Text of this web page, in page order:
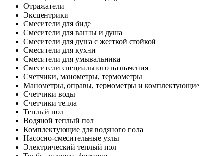
Отражатели
Эксцентрики
Смесители для биде
Смесители для ванны и душа
Смесители для душа с жесткой стойкой
Смесители для кухни
Смесители для умывальника
Смесители специального назначения
Счетчики, манометры, термометры
Манометры, оправы, термометры и комплектующие
Счетчики воды
Счетчики тепла
Теплый пол
Водяной теплый пол
Комплектующие для водяного пола
Насосно-смесительные узлы
Электрический теплый пол